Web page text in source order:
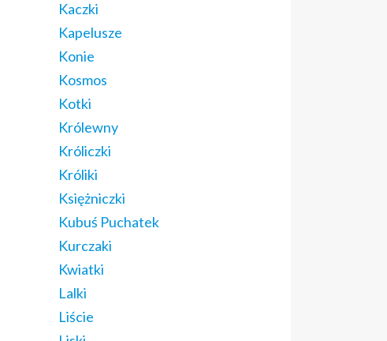
Kaczki
Kapelusze
Konie
Kosmos
Kotki
Królewny
Króliczki
Króliki
Księżniczki
Kubuś Puchatek
Kurczaki
Kwiatki
Lalki
Liście